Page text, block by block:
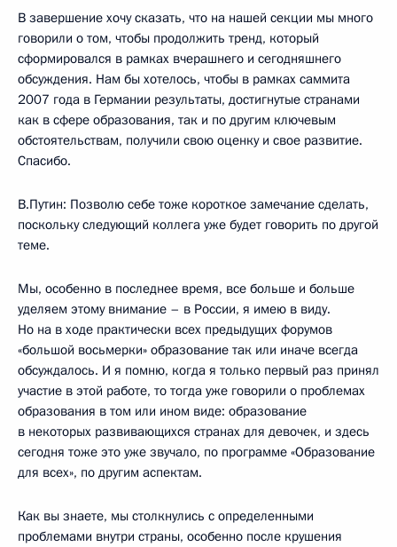
В завершение хочу сказать, что на нашей секции мы много
говорили о том, чтобы продолжить тренд, который
сформировался в рамках вчерашнего и сегодняшнего
обсуждения. Нам бы хотелось, чтобы в рамках саммита
2007 года в Германии результаты, достигнутые странами
как в сфере образования, так и по другим ключевым
обстоятельствам, получили свою оценку и свое развитие.
Спасибо.
В.Путин: Позволю себе тоже короткое замечание сделать,
поскольку следующий коллега уже будет говорить по другой
теме.
Мы, особенно в последнее время, все больше и больше
уделяем этому внимание – в России, я имею в виду.
Но на в ходе практически всех предыдущих форумов
«большой восьмерки» образование так или иначе всегда
обсуждалось. И я помню, когда я только первый раз принял
участие в этой работе, то тогда уже говорили о проблемах
образования в том или ином виде: образование
в некоторых развивающихся странах для девочек, и здесь
сегодня тоже это уже звучало, по программе «Образование
для всех», по другим аспектам.
Как вы знаете, мы столкнулись с определенными
проблемами внутри страны, особенно после крушения